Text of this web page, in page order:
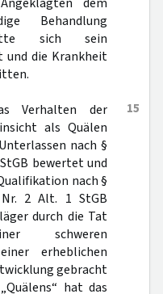
Behandlung
sich sein
und die Krankheit
15
Verhalten der
als Quälen
nach §
StGB bewertet und
nach §
2 Alt. 1 StGB
durch die Tat
schweren
erheblichen
gebracht
hat das